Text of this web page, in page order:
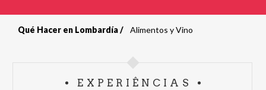
Qué Hacer en Lombardía Alimentos y Vino
EXPERIÊNCIAS